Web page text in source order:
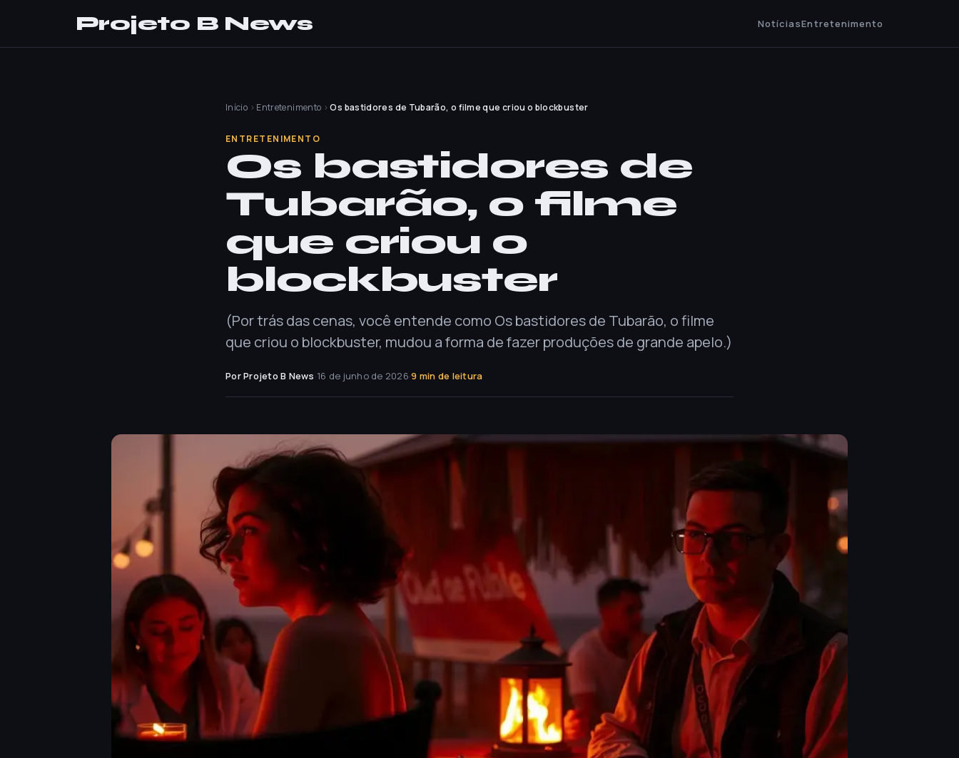
Projeto B News NotíciasEntretenimento
Início › Entretenimento › Os bastidores de Tubarão, o filme que criou o blockbuster
ENTRETENIMENTO
Os bastidores de
Tubarão, o filme
que criou o
blockbuster
(Por trás das cenas, você entende como Os bastidores de Tubarão, o filme
que criou o blockbuster, mudou a forma de fazer produções de grande apelo.)
Por Projeto B News·16 de junho de 2026·9 min de leitura